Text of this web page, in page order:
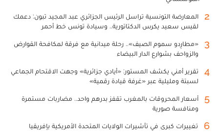
2
المعارضة التونسية تراسل الرئيس الجزائري عبد المجيد تبون: دعمك
لقيس سعيد يكرس الدكتاتورية.. وسيادة تونس خط أحمر
3
«مطارِدو سموم الصيف».. رحلة ميدانية مع فرقة لمكافحة القوارض
والزواحف بشوارع الدار البيضاء
4
تقرير أمني يكشف المستور: «أيادي جزائرية» وجهت الاقتحام الجماعي
لسبتة ومليلية عبر «غرفة قيادة رقمية»
5
أسعار المحروقات بالمغرب تقفز بدرهم واحد.. مضاربات مستمرة
ومنافسة صورية
6 تغييرات كبرى في تأشيرات الولايات المتحدة الأمريكية بإفريقيا